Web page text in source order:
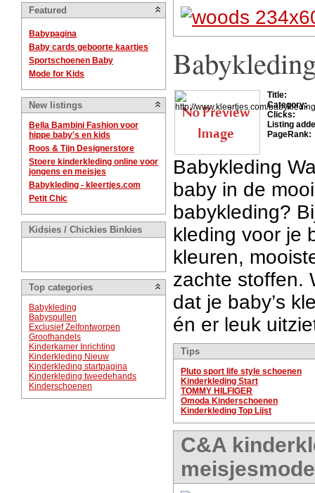
Featured
Babypagina
Baby cards geboorte kaartjes
Sportschoenen Baby
Mode for Kids
New listings
Bella Bambini Fashion voor
hippe baby's en kids
Roos & Tijn Designerstore
Stoere kinderkleding online voor
jongens en meisjes
Babykleding - kleertjes.com
Petit Chic
Kidsies / Chickies Binkies
Top categories
Babykleding
Babyspullen
Exclusief Zelfontworpen
Groothandels
Kinderkamer Inrichting
Kinderkleding Nieuw
Kinderkleding startpagina
Kinderkleding tweedehands
Kinderschoenen
Title:
Category:
Clicks:
Listing
PageRank:
Babykleding
baby in de
babykleding?
kleding voor je
kleuren,
zachte stoffen.
dat je baby’s
én er leuk
Tips
Pluto sport life style schoenen
Kinderkleding Start
TOMMY HILFIGER
Omoda Kinderschoenen
Kinderkleding Top Lijst
C&A
meisjesmode